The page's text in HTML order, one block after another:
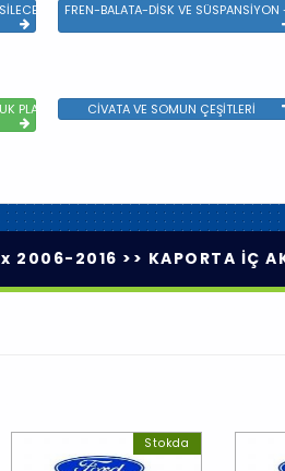
ÇEŞİTLERİ
FREN-BALATA-DİSK VE
PLASTİK VE SAC AKSAMCİVATA VE SOMUN ÇEŞİTLERİ
2006-2016 >> KAPORTA İÇ
Stokda